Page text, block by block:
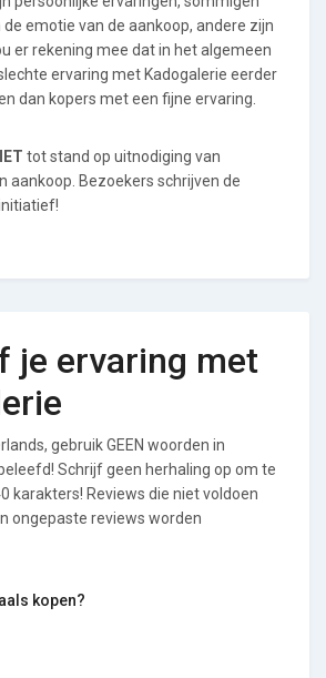
emotie van de aankoop, andere zijn
er rekening mee dat in het algemeen
ervaring met Kadogalerie eerder
dan kopers met een fijne ervaring.
tot stand op uitnodiging van
aankoop. Bezoekers schrijven de
je ervaring met
gebruik GEEN woorden in
Schrijf geen herhaling op om te
karakters! Reviews die niet voldoen
ongepaste reviews worden
kopen?